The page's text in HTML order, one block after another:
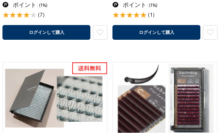
ポイント :(1%)
(7)
ログインして購入
ポイント :(1%)
(1)
ログインして購入